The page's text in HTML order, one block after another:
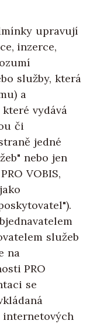
upravují
inzerce,
služby, která
a
vydává
či
jedné
nebo jen
VOBIS,
služeb
na
PRO
se